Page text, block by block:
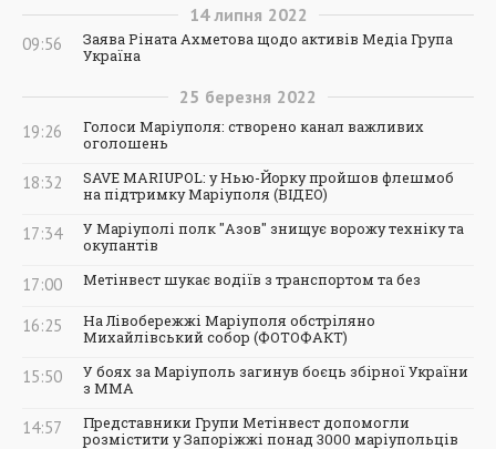
14 липня 2022
09:56
Заява Ріната Ахметова щодо активів Медіа Група
Україна
25 березня 2022
19:26
Голоси Маріуполя: створено канал важливих
оголошень
18:32
SAVE MARIUPOL: у Нью-Йорку пройшов флешмоб
на підтримку Маріуполя (ВІДЕО)
17:34
У Маріуполі полк "Азов" знищує ворожу техніку та
окупантів
17:00 Метінвест шукає водіїв з транспортом та без
16:25
На Лівобережжі Маріуполя обстріляно
Михайлівський собор (ФОТОФАКТ)
15:50
У боях за Маріуполь загинув боєць збірної України
з ММА
14:57
Представники Групи Метінвест допомогли
розмістити у Запоріжжі понад 3000 маріупольців